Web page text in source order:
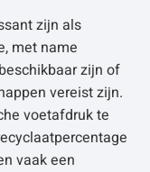
zijn als
met name
zijn of
vereist zijn.
voetafdruk te
vaak een